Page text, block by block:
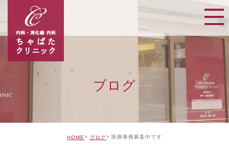
ブログ
HOME ブログ 医療事務募集中です